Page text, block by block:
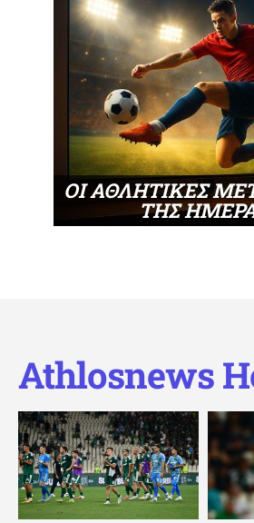
ΟΙ ΑΘΛΗΤΙΚΕΣ
ΤΗΣ
Athlosnews